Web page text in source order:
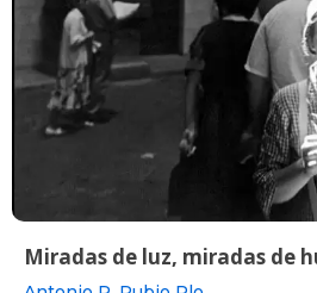
Miradas de luz, miradas de